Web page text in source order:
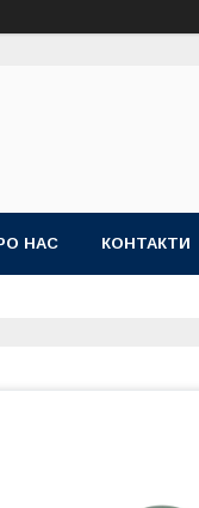
НАС КОНТАКТИ